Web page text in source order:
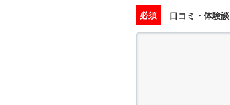
必須 口コミ・体験談